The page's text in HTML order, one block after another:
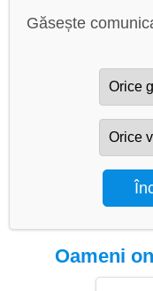
Găsește
Oameni